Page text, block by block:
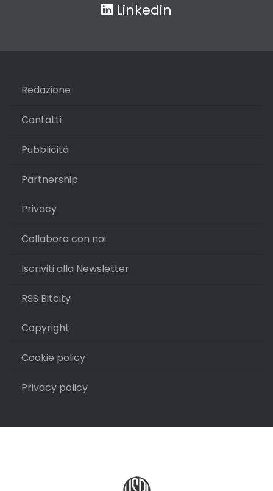
Linkedin
Redazione
Contatti
Pubblicità
Partnership
Privacy
Collabora con noi
Iscriviti alla Newsletter
RSS Bitcity
Copyright
Cookie policy
Privacy policy